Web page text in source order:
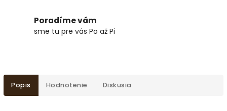
Poradíme vám
sme tu pre vás Po až Pi
Popis Hodnotenie Diskusia